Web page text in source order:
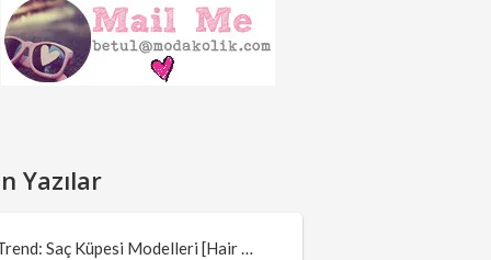
Yazılar
Saç Küpesi Modelleri [Hair …